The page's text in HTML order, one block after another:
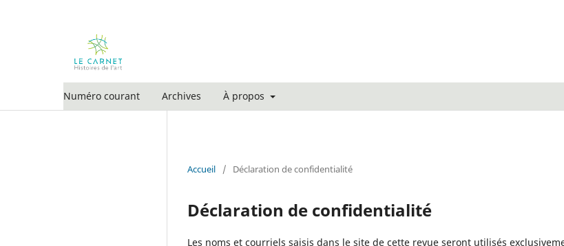
Numéro courant Archives À propos
Accueil / Déclaration de confidentialité
Déclaration de confidentialité
Les noms et courriels saisis dans le site de cette revue seront utilisés